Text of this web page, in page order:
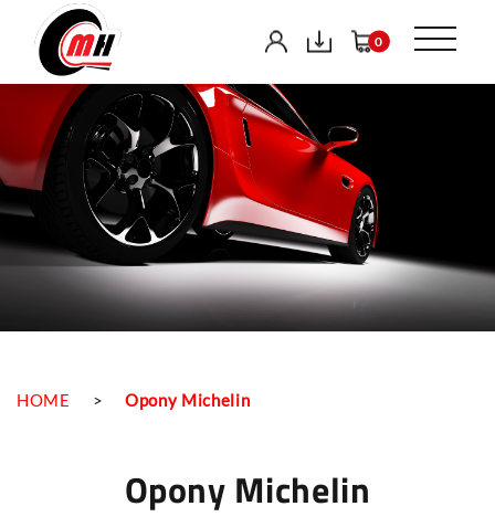
0
HOME > Opony Michelin
Opony Michelin